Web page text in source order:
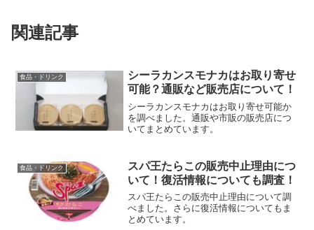
関連記事
食品・ドリンク
シーラカンスモナカはお取り寄せ
可能？通販など販売店について！
シーラカンスモナカはお取り寄せ可能か
を調べました。通販や市販の販売店につ
いてまとめています。
食品・ドリンク
スパ王たらこの販売中止理由につ
いて！復活情報についても調査！
スパ王たらこの販売中止理由について調
べました。さらに復活情報についてもま
とめています。